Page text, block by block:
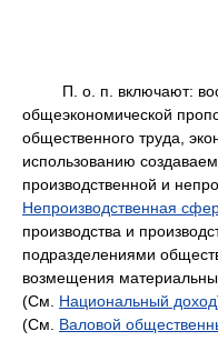
П. о. п. включают:
общеэкономической
общественного труда,
использованию
производственной и
Непроизводственная
производства и
подразделениями
возмещения
(См. Национальный доход
(См. Валовой